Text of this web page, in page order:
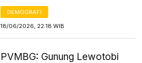
DEMOGRAFI
18/06/2026, 22:18 WIB
PVMBG: Gunung Lewotobi